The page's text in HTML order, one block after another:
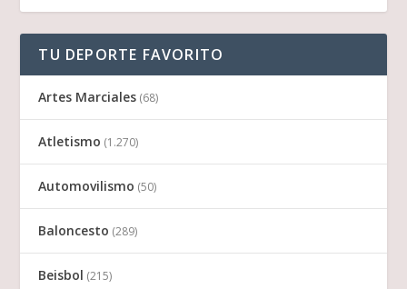
TU DEPORTE FAVORITO
Artes Marciales (68)
Atletismo (1.270)
Automovilismo (50)
Baloncesto (289)
Beisbol (215)